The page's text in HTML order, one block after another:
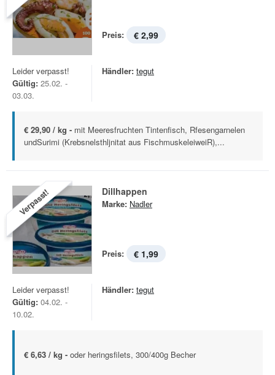
Preis: € 2,99
Leider verpasst!
Gültig: 25.02. -
03.03.
Händler: tegut
€ 29,90 / kg - mit Meeresfruchten Tintenfisch, Rfesengarnelen
undSurimi (Krebsnelsthljnitat aus FischmuskeleiweiR),...
Verpasst! Dillhappen
Marke: Nadler
Preis: € 1,99
Leider verpasst!
Gültig: 04.02. -
10.02.
Händler: tegut
€ 6,63 / kg - oder heringsfilets, 300/400g Becher